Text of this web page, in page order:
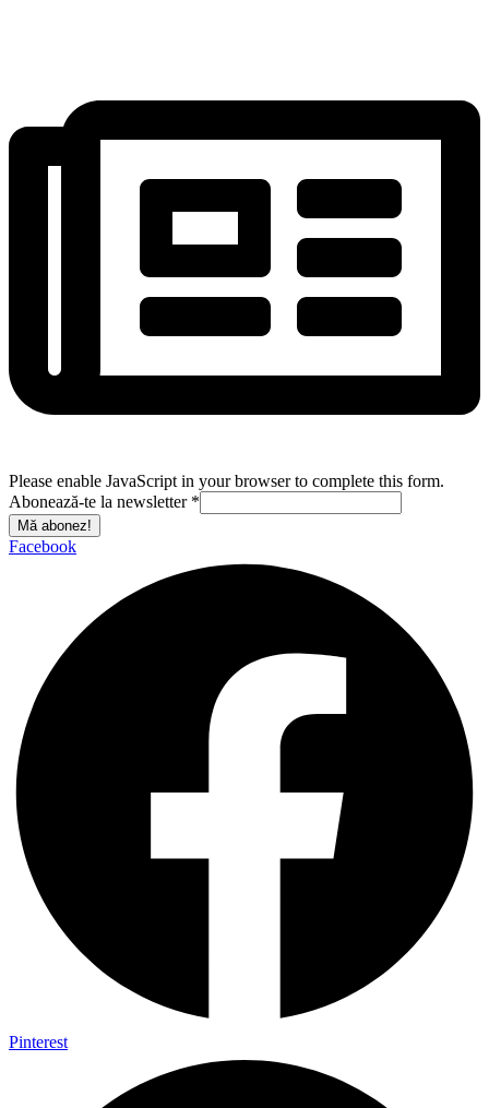
Please enable JavaScript in your browser to complete this form.
Abonează-te la newsletter *
Mă abonez!
Facebook
Pinterest